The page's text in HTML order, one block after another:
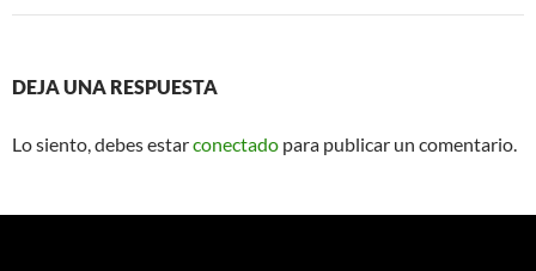
DEJA UNA RESPUESTA
Lo siento, debes estarconectado para publicar un comentario.